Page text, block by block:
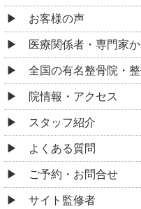
お客様の声
医療関係者・専門家
全国の有名整骨院・
院情報・アクセス
スタッフ紹介
よくある質問
ご予約・お問合せ
サイト監修者